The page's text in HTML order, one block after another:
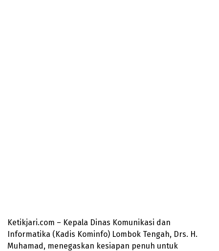
Ketikjari.com – Kepala Dinas Komunikasi dan
Informatika (Kadis Kominfo) Lombok Tengah, Drs. H.
Muhamad, menegaskan kesiapan penuh untuk